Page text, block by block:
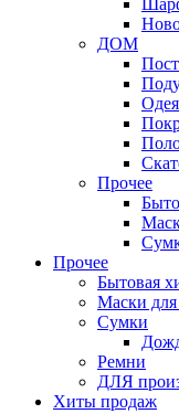
ДОМ
Прочее
Прочее
Бытовая
Маски для
Сумки
Ремни
ДЛЯ
Хиты продаж